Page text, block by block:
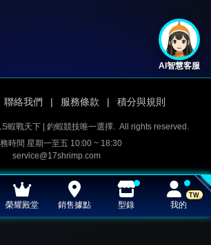
AI智慧客服
聯絡我們 | 服務條款 | 積分與規則
蝦戰天下 | 釣蝦競技唯一選擇. All rights reserved.
時間 星期一至五 10:00 ~ 18:30
service@17shrimp.com
榮耀殿堂 銷售據點 型錄
TW
我的